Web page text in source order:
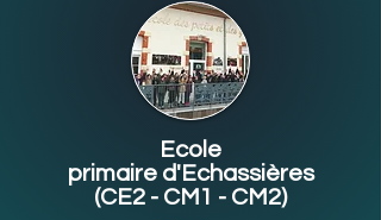
Ecole
primaire d'Echassières
(CE2 - CM1 - CM2)